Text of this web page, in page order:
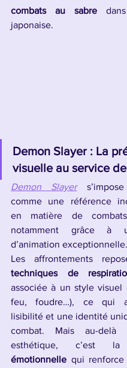
combats au sabre dans
japonaise.
Demon Slayer : La
visuelle au service
Demon Slayer s’impose
comme une référence
en matière de
notamment grâce à
d’animation exceptionnelle.
techniques de
associée à un style visuel
feu, foudre…), ce qui
lisibilité et une identité
combat. Mais au-delà
esthétique, c’est
émotionnelle qui renforce